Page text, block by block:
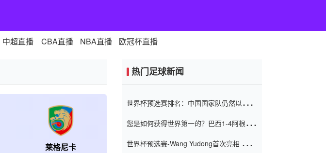
中超直播 CBA直播 NBA直播 欧冠杯直播
莱格尼卡
热门足球新闻
世界杯预选赛排名：中国国家队仍然以6分
您是如何获得世界第一的？巴西1-4阿根
世界杯预选赛-Wang Yudong首次亮相 中国